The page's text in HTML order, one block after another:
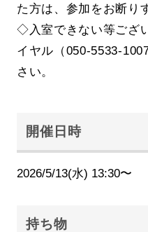
た方は、参加をお断り
◇入室できない等ござ
イヤル（050-5533-
さい。
開催日時
2026/5/13(水) 13:30〜
持ち物